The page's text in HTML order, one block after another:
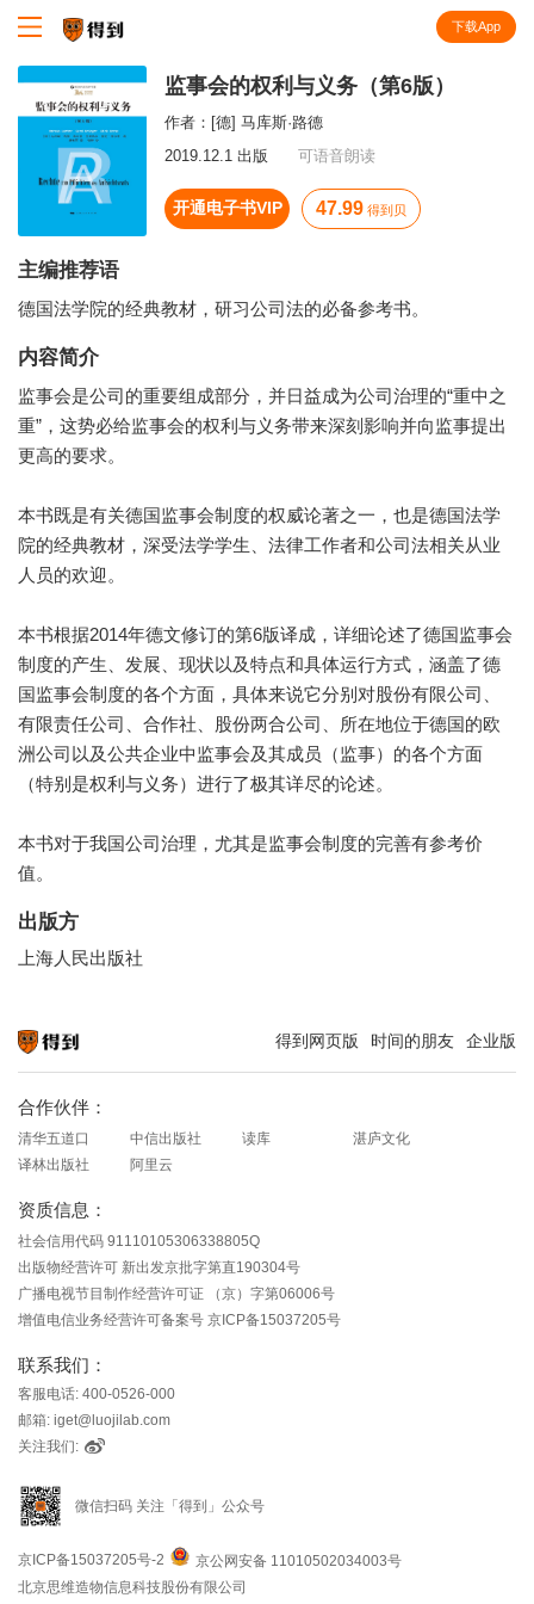
下载App
监事会的权利与义务（第6版）
作者： [德] 马库斯·路德
2019.12.1 出版
可语音朗读
开通电子书VIP 47.99 得到贝
主编推荐语
德国法学院的经典教材，研习公司法的必备参考书。
内容简介
监事会是公司的重要组成部分，并日益成为公司治理的“重中之
重”，这势必给监事会的权利与义务带来深刻影响并向监事提出
更高的要求。
本书既是有关德国监事会制度的权威论著之一，也是德国法学
院的经典教材，深受法学学生、法律工作者和公司法相关从业
人员的欢迎。
本书根据2014年德文修订的第6版译成，详细论述了德国监事会
制度的产生、发展、现状以及特点和具体运行方式，涵盖了德
国监事会制度的各个方面，具体来说它分别对股份有限公司、
有限责任公司、合作社、股份两合公司、所在地位于德国的欧
洲公司以及公共企业中监事会及其成员（监事）的各个方面
（特别是权利与义务）进行了极其详尽的论述。
本书对于我国公司治理，尤其是监事会制度的完善有参考价
值。
出版方
上海人民出版社
得到网页版 时间的朋友 企业版
合作伙伴：
清华五道口 中信出版社 读库
湛庐文化
译林出版社
阿里云
资质信息：
社会信用代码 91110105306338805Q
出版物经营许可 新出发京批字第直190304号
广播电视节目制作经营许可证 （京）字第06006号
增值电信业务经营许可备案号 京ICP备15037205号
联系我们：
客服电话: 400-0526-000
邮箱: iget@luojilab.com
关注我们:
微信扫码 关注「得到」公众号
京ICP备15037205号-2
京公网安备 11010502034003号
北京思维造物信息科技股份有限公司